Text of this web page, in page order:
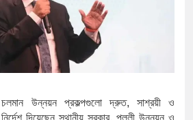
যৌনকর্মীর দালাল চরিত্রে
সারজিস-পাটোয়ারীসহ ১০ জনের
গুলশান থেকে সাবেক মন্ত্রী লতিফ
‘স্কুটি নাকি গোল্ড?’
চলমান উন্নয়ন প্রকল্পগুলো দ্রুত, সাশ্রয়ী
ও